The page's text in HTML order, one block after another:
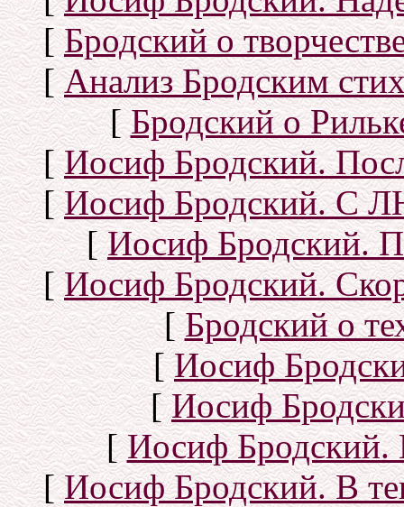
[Бродский о
[Анализ Бродским
[Бродский о
[Иосиф Бродский.
[Иосиф Бродский. С
[Иосиф Бродский.
[Иосиф Бродский.
[Бродский о
[Иосиф
[Иосиф
[Иосиф Бродский.
[Иосиф Бродский. В